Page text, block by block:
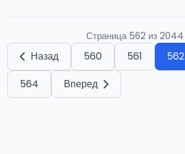
Страница 562 из 2044
Назад 560 561 562
564
Вперед